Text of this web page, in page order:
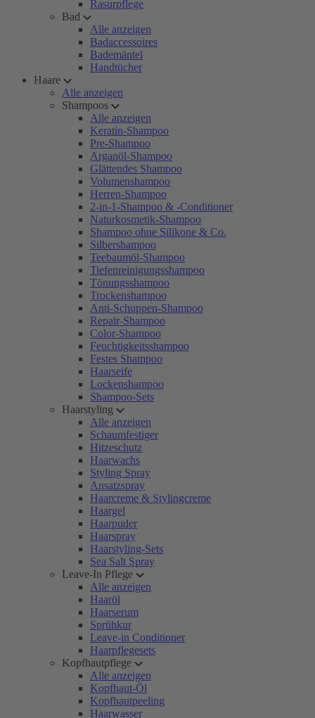
Rasurpflege
Bad
Alle anzeigen
Badaccessoires
Bademäntel
Handtücher
Haare
Alle anzeigen
Shampoos
Alle anzeigen
Keratin-Shampoo
Pre-Shampoo
Arganöl-Shampoo
Glättendes Shampoo
Volumenshampoo
Herren-Shampoo
2-in-1-Shampoo & -Conditioner
Naturkosmetik-Shampoo
Shampoo ohne Silikone & Co.
Silbershampoo
Teebaumöl-Shampoo
Tiefenreinigungsshampoo
Tönungsshampoo
Trockenshampoo
Anti-Schuppen-Shampoo
Repair-Shampoo
Color-Shampoo
Feuchtigkeitsshampoo
Festes Shampoo
Haarseife
Lockenshampoo
Shampoo-Sets
Haarstyling
Alle anzeigen
Schaumfestiger
Hitzeschutz
Haarwachs
Styling Spray
Ansatzspray
Haarcreme & Stylingcreme
Haargel
Haarpuder
Haarspray
Haarstyling-Sets
Sea Salt Spray
Leave-In Pflege
Alle anzeigen
Haaröl
Haarserum
Sprühkur
Leave-in Conditioner
Haarpflegesets
Kopfhautpflege
Alle anzeigen
Kopfhaut-Öl
Kopfhautpeeling
Haarwasser